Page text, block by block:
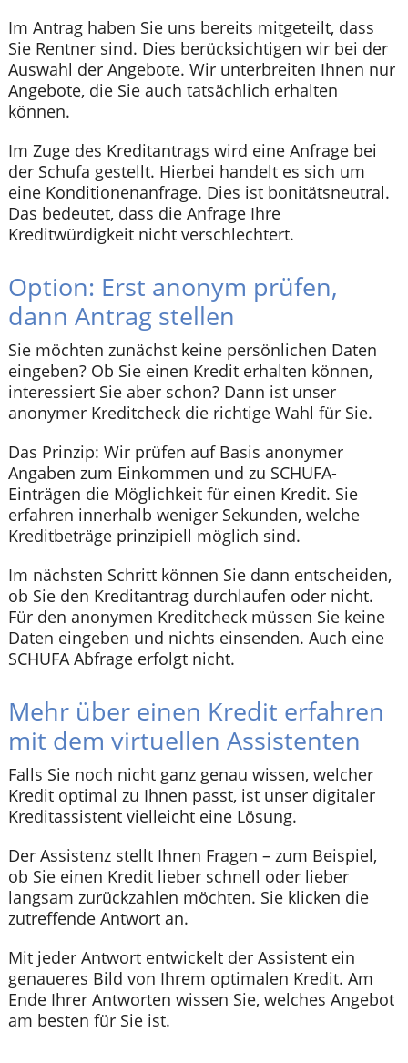
Im Antrag haben Sie uns bereits mitgeteilt, dass
Sie Rentner sind. Dies berücksichtigen wir bei der
Auswahl der Angebote. Wir unterbreiten Ihnen nur
Angebote, die Sie auch tatsächlich erhalten
können.
Im Zuge des Kreditantrags wird eine Anfrage bei
der Schufa gestellt. Hierbei handelt es sich um
eine Konditionenanfrage. Dies ist bonitätsneutral.
Das bedeutet, dass die Anfrage Ihre
Kreditwürdigkeit nicht verschlechtert.
Option: Erst anonym prüfen,
dann Antrag stellen
Sie möchten zunächst keine persönlichen Daten
eingeben? Ob Sie einen Kredit erhalten können,
interessiert Sie aber schon? Dann ist unser
anonymer Kreditcheck die richtige Wahl für Sie.
Das Prinzip: Wir prüfen auf Basis anonymer
Angaben zum Einkommen und zu SCHUFA-
Einträgen die Möglichkeit für einen Kredit. Sie
erfahren innerhalb weniger Sekunden, welche
Kreditbeträge prinzipiell möglich sind.
Im nächsten Schritt können Sie dann entscheiden,
ob Sie den Kreditantrag durchlaufen oder nicht.
Für den anonymen Kreditcheck müssen Sie keine
Daten eingeben und nichts einsenden. Auch eine
SCHUFA Abfrage erfolgt nicht.
Mehr über einen Kredit erfahren
mit dem virtuellen Assistenten
Falls Sie noch nicht ganz genau wissen, welcher
Kredit optimal zu Ihnen passt, ist unser digitaler
Kreditassistent vielleicht eine Lösung.
Der Assistenz stellt Ihnen Fragen – zum Beispiel,
ob Sie einen Kredit lieber schnell oder lieber
langsam zurückzahlen möchten. Sie klicken die
zutreffende Antwort an.
Mit jeder Antwort entwickelt der Assistent ein
genaueres Bild von Ihrem optimalen Kredit. Am
Ende Ihrer Antworten wissen Sie, welches Angebot
am besten für Sie ist.